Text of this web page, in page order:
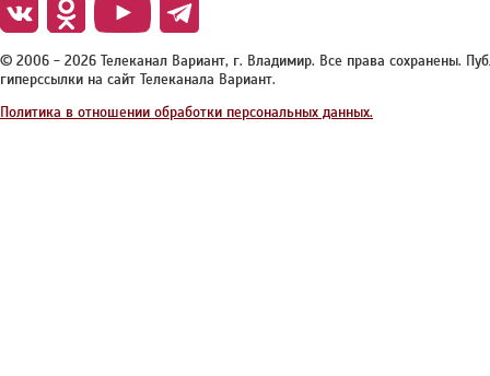
© 2006 - 2026 Телеканал Вариант, г. Владимир. Все права сохранены.
гиперссылки на сайт Телеканала Вариант.
Политика в отношении обработки персональных данных.